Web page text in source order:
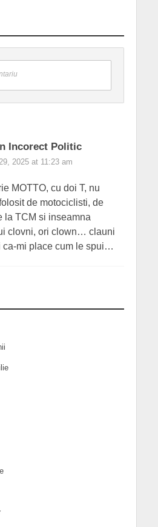
Incorect Politic
2025 at 11:23 am
MOTTO, cu doi T, nu
de motociclisti, de
la TCM si inseamna
clovni, ori clown… clauni
ca-mi place cum le spui…